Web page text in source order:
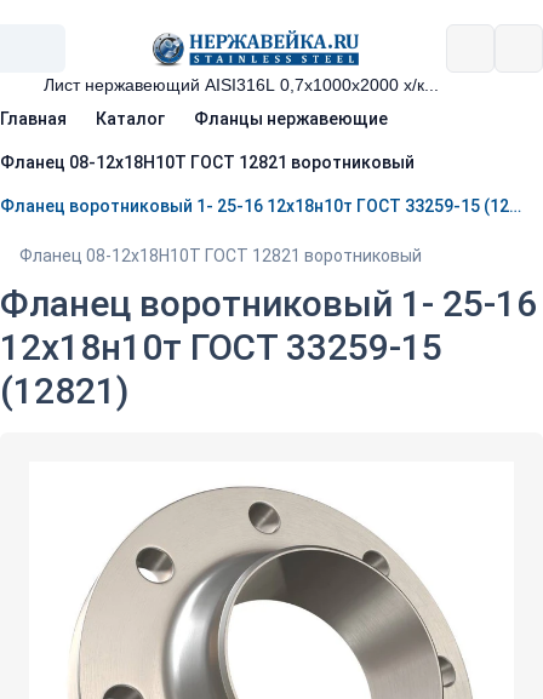
Главная Каталог Фланцы нержавеющие
Фланец 08-12х18Н10Т ГОСТ 12821 воротниковый
Фланец воротниковый 1- 25-16 12х18н10т ГОСТ 33259-15 (12821)
Фланец 08-12х18Н10Т ГОСТ 12821 воротниковый
Фланец воротниковый 1- 25-16
12х18н10т ГОСТ 33259-15
(12821)